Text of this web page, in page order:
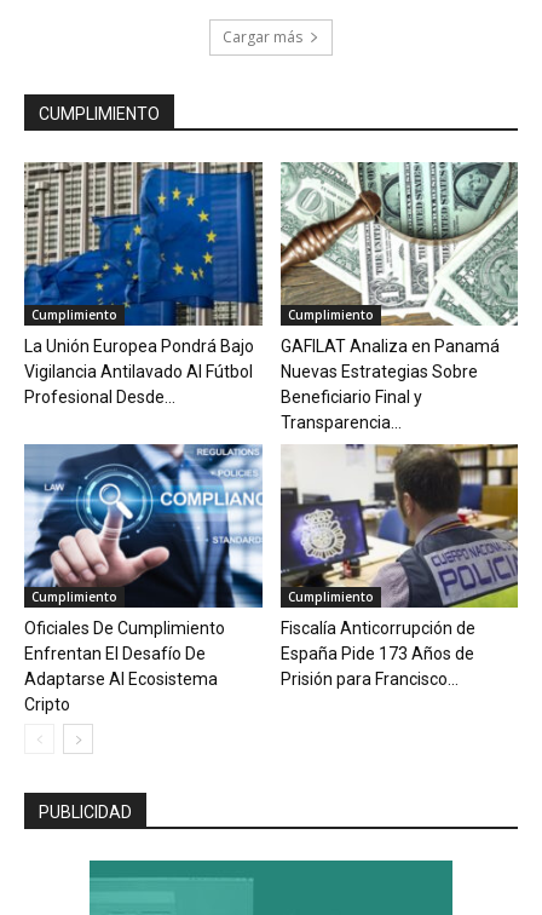
Cargar más
CUMPLIMIENTO
Cumplimiento
La Unión Europea Pondrá Bajo
Vigilancia Antilavado Al Fútbol
Profesional Desde...
Cumplimiento
GAFILAT Analiza en Panamá
Nuevas Estrategias Sobre
Beneficiario Final y
Transparencia...
Cumplimiento
Oficiales De Cumplimiento
Enfrentan El Desafío De
Adaptarse Al Ecosistema
Cripto
Cumplimiento
Fiscalía Anticorrupción de
España Pide 173 Años de
Prisión para Francisco...
PUBLICIDAD